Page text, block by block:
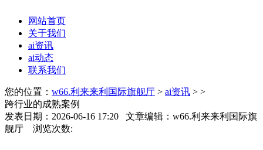
网站首页
关于我们
ai资讯
ai动态
联系我们
您的位置： w66.利来来利国际旗舰厅 > ai资讯 > >
跨行业的成熟案例
发表日期：2026-06-16 17:20 文章编辑：w66.利来来利国际旗
舰厅 浏览次数: